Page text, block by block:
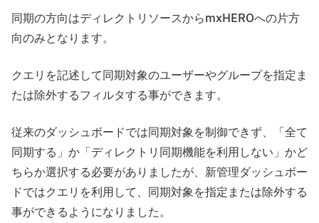
同期の方向はディレクトリソースからmxHEROへの片方
向のみとなります。
クエリを記述して同期対象のユーザーやグループを指定ま
たは除外するフィルタする事ができます。
従来のダッシュボードでは同期対象を制御できず、「全て
同期する」か「ディレクトリ同期機能を利用しない」かど
ちらか選択する必要がありましたが、新管理ダッシュボー
ドではクエリを利用して、同期対象を指定または除外する
事ができるようになりました。